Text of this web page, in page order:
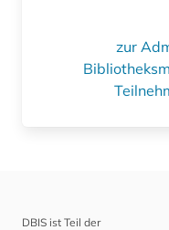
zur
DBIS ist Teil der